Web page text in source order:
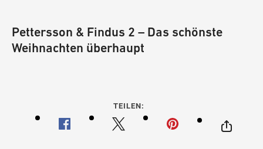
Pettersson & Findus 2 – Das schönste
Weihnachten überhaupt
TEILEN: